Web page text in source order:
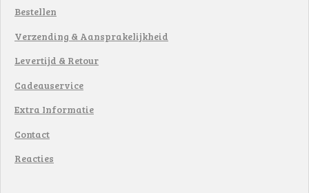
Bestellen
Verzending & Aansprakelijkheid
Levertijd & Retour
Cadeauservice
Extra Informatie
Contact
Reacties